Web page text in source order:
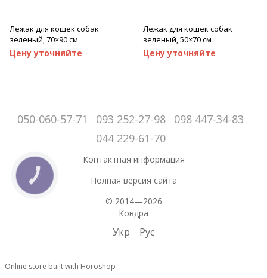
Лежак для кошек собак
зеленый, 70×90 см
Цену уточняйте
Лежак для кошек собак
зеленый, 50×70 см
Цену уточняйте
050-060-57-71 093 252-27-98
098 447-34-83
044 229-61-70
Контактная информация
Полная версия сайта
© 2014—2026
Ковдра
Укр Рус
Online store built with Horoshop
КНОПКА
ЗВ'ЯЗКУ